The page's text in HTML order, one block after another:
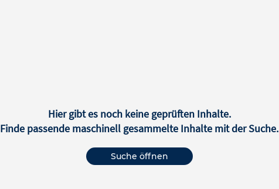
Hier gibt es noch keine geprüften Inhalte.
Finde passende maschinell gesammelte Inhalte mit der Suche.
Suche öffnen